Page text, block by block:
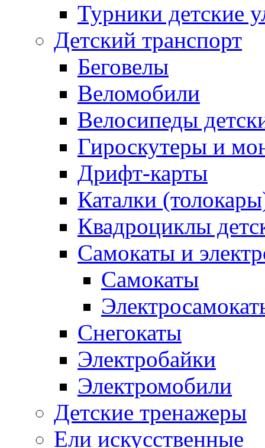
Турники детские
Детский транспорт
Беговелы
Веломобили
Велосипеды
Гироскутеры и
Дрифт-карты
Каталки
Квадроциклы
Самокаты и
Самокаты
Снегокаты
Электробайки
Электромобили
Детские тренажеры
Ели искусственные